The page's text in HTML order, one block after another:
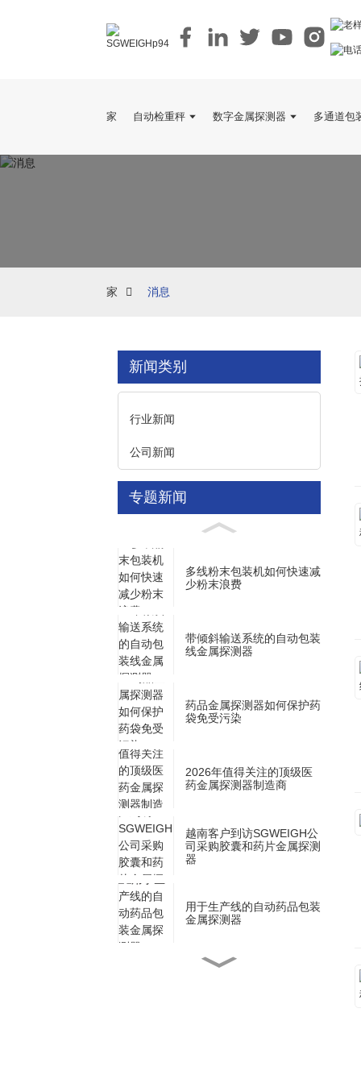
家 自动检重秤 数字金属探测器 多通道包
家 消息
新闻类别
行业新闻
公司新闻
专题新闻
多线粉末包装机如何快速减
少粉末浪费
带倾斜输送系统的自动包装
线金属探测器
药品金属探测器如何保护药
袋免受污染
2026年值得关注的顶级医
药金属探测器制造商
越南客户到访SGWEIGH公
司采购胶囊和药片金属探测
器
用于生产线的自动药品包装
金属探测器
多通道粉末包装机与单通道